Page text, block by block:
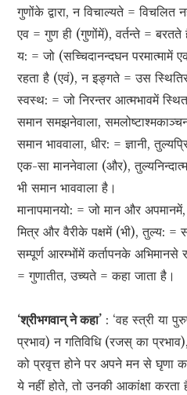
गुणोंके द्वारा, न विचाल्यते =
एव = गुण ही (गुणोंमें), वर्तन्ते =
य: = जो (सच्चिदानन्दघन परमात्मामें
रहता है (एवं), न इङ्गते = उस
स्वस्थ: = जो निरन्तर आत्मभावमें
समान समझनेवाला,
समान भाववाला, धीर: = ज्ञानी,
एक-सा माननेवाला (और),
भी समान भाववाला है।
मानापमानयो: = जो मान और
मित्र और वैरीके पक्षमें (भी), तुल्य: =
सम्पूर्ण आरम्भोंमें कर्तापनके
= गुणातीत, उच्यते = कहा जाता है।
‘श्रीभगवान् ने कहा’ : ‘वह स्त्री या
प्रभाव) न गतिविधि (रजस् का
को प्रवृत्त होने पर अपने मन से घृणा
ये नहीं होते, तो उनकी आकांक्षा करता